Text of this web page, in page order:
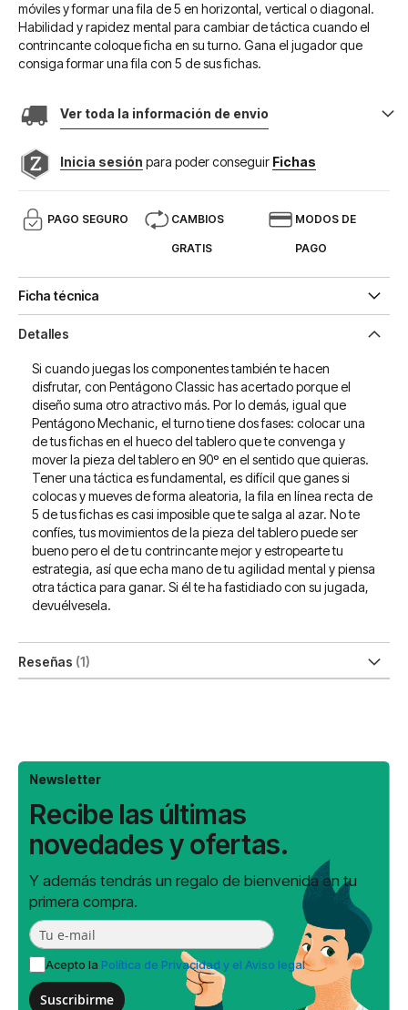
móviles y formar una fila de 5 en horizontal, vertical o diagonal.
Habilidad y rapidez mental para cambiar de táctica cuando el
contrincante coloque ficha en su turno. Gana el jugador que
consiga formar una fila con 5 de sus fichas.
Ver toda la información de envio
Inicia sesión para poder conseguir Fichas
PAGO SEGURO CAMBIOS
GRATIS
MODOS DE
PAGO
Ficha técnica
Detalles
Si cuando juegas los componentes también te hacen
disfrutar, con Pentágono Classic has acertado porque el
diseño suma otro atractivo más. Por lo demás, igual que
Pentágono Mechanic, el turno tiene dos fases: colocar una
de tus fichas en el hueco del tablero que te convenga y
mover la pieza del tablero en 90º en el sentido que quieras.
Tener una táctica es fundamental, es difícil que ganes si
colocas y mueves de forma aleatoria, la fila en línea recta de
5 de tus fichas es casi imposible que te salga al azar. No te
confíes, tus movimientos de la pieza del tablero puede ser
bueno pero el de tu contrincante mejor y estropearte tu
estrategia, así que echa mano de tu agilidad mental y piensa
otra táctica para ganar. Si él te ha fastidiado con su jugada,
devuélvesela.
Reseñas 1
Newsletter
Recibe las últimas
novedades y ofertas.
Y además tendrás un regalo de bienvenida en tu
primera compra.
Acepto la Política de Privacidad y el Aviso legal
Suscribirme